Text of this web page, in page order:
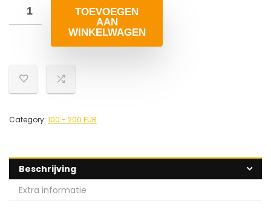
TOEVOEGEN
AAN
WINKELWAGEN
Category: 100 - 200 EUR
Beschrijving
Extra informatie